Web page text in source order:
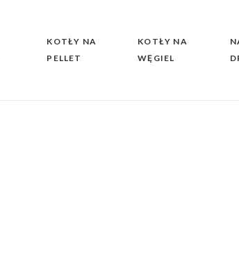
KOTŁY NA
PELLET
KOTŁY NA
WĘGIEL